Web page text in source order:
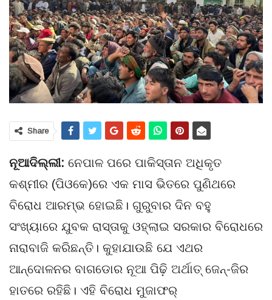
Share
ନୂଆଦିଲ୍ଲୀ: ନେପାଳ ପରେ ପାକିସ୍ତାନ ଅଧିକୃତ
କଶ୍ମୀର (ପିଓକେ)ରେ ଏକ ମାସ ଭିତରେ ପୁଣିଥରେ
ବିରୋଧ ଆରମ୍ଭ ହୋଇଛି। ଗୁରୁବାର ଦିନ ବହୁ
ସଂଖ୍ୟାରେ ଯୁବକ ରାସ୍ତାକୁ ଓହ୍ଲାଇ ସରକାର ବିରୋଧରେ
ନାରାବାଜି କରିଛନ୍ତି। କୁହାଯାଉଛି ଯେ ଏଥର
ଆନ୍ଦୋଳନର ବାଗଡୋର ନୂଆ ପିଢ଼ି ଅର୍ଥାତ୍ ଜେନ୍-ଜିର
ହାତରେ ରହିଛି। ଏହି ବିରୋଧ ମୁଜାଫର୍